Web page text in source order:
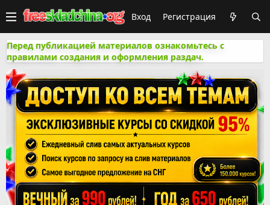
Вход Регистрация
Перед публикацией материалов ознакомьтесь с
правилами создания и оформления раздач.